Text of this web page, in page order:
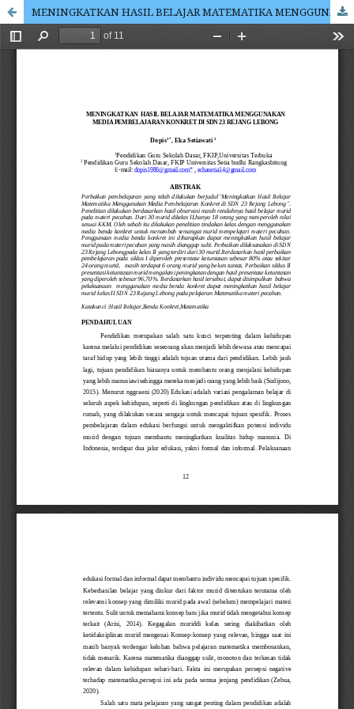
MENINGKATKAN HASIL BELAJAR MATEMATIKA MENGGUNAKAN MEDIA PEMBELAJARAN KONKRET DI SDN 23 REJANG LEBONG